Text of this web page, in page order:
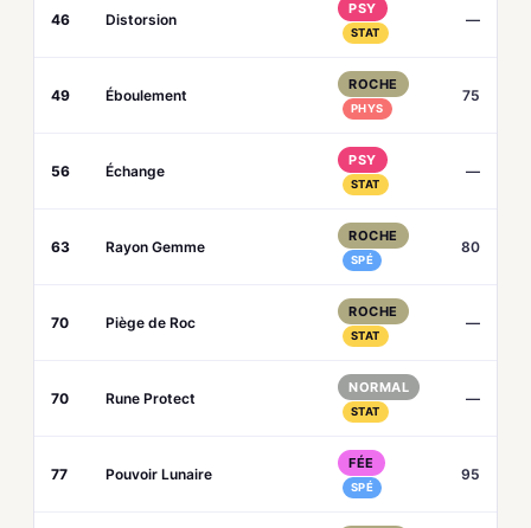
46 Distorsion
PSY
STAT
—
49 Éboulement
ROCHE
PHYS
75
56 Échange
PSY
STAT
—
63 Rayon Gemme
ROCHE
SPÉ
80
70 Piège de Roc
ROCHE
STAT
—
70 Rune Protect
NORMAL
STAT
—
77 Pouvoir Lunaire
FÉE
SPÉ
95